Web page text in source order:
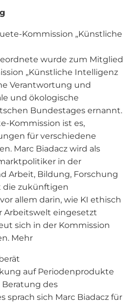
Kommission „Künstliche
wurde zum Mitglied
„Künstliche Intelligenz
Verantwortung und
und ökologische
Bundestages ernannt.
Kommission ist es,
für verschiedene
Marc Biadacz wird als
in der
Arbeit, Bildung, Forschung
die zukünftigen
allem darin, wie KI ethisch
Arbeitswelt eingesetzt
sich in der Kommission
Mehr
auf Periodenprodukte
des
sprach sich Marc Biadacz für